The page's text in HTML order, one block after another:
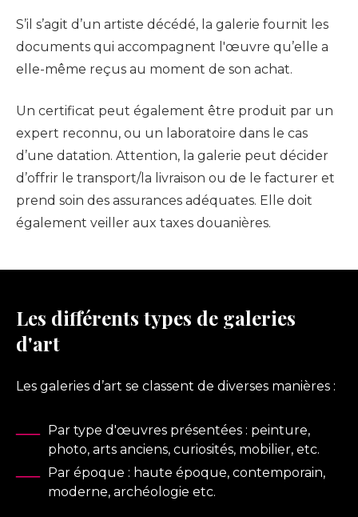
S’il s’agit d’un artiste décédé, la galerie fournit les
documents qui accompagnent l'œuvre qu’elle a
elle-même reçus au moment de son achat.
Un certificat peut également être produit par un
expert reconnu, ou un laboratoire dans le cas
d’une datation. Attention, la galerie peut décider
d’offrir le transport/la livraison ou de le facturer et
prend soin des assurances adéquates. Elle doit
également veiller aux taxes douanières.
Les différents types de galeries
d'art
Les galeries d’art se classent de diverses manières :
Par type d'œuvres présentées : peinture,
photo, arts anciens, curiosités, mobilier, etc.
Par époque : haute époque, contemporain,
moderne, archéologie etc.